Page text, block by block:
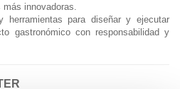
innovadoras.
herramientas para diseñar y ejecutar
gastronómico con responsabilidad y